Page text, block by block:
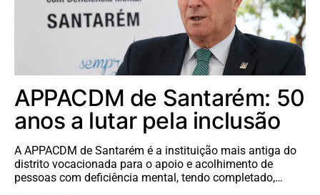
APPACDM de Santarém: 50
anos a lutar pela inclusão
A APPACDM de Santarém é a instituição mais antiga do
distrito vocacionada para o apoio e acolhimento de
pessoas com deficiência mental, tendo completado,…